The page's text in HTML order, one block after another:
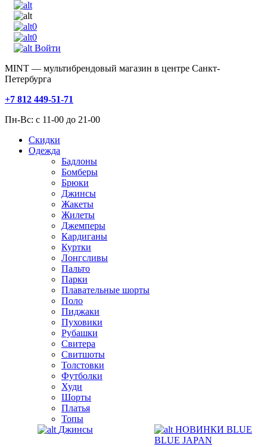
0
0
Войти
MINT — мультибрендовый магазин в центре Санкт-
Петербурга
+7 812 449-51-71
Пн-Вс: с 11-00 до 21-00
Скидки
Одежда
Бадлоны
Бомберы
Брюки
Джинсы
Жакеты
Жилеты
Джемперы
Кардиганы
Куртки
Лонгсливы
Пальто
Парки
Плавательные шорты
Поло
Пиджаки
Пуховики
Рубашки
Свитера
Свитшоты
Толстовки
Футболки
Худи
Шорты
Платья
Топы
Джинсы
НОВИНКИ BLUE
BLUE JAPAN